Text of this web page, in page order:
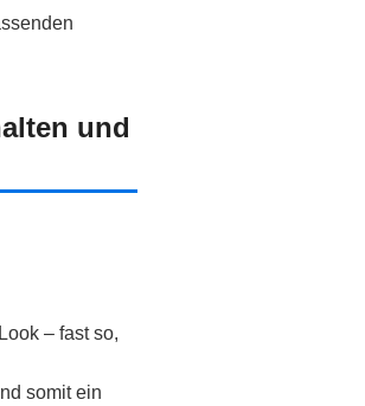
und
– fast so,
somit ein